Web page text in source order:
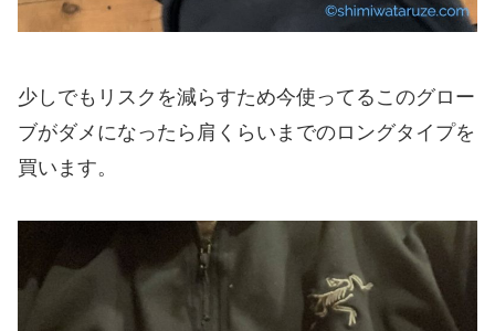
少しでもリスクを減らすため今使ってるこのグロー
ブがダメになったら肩くらいまでのロングタイプを
買います。